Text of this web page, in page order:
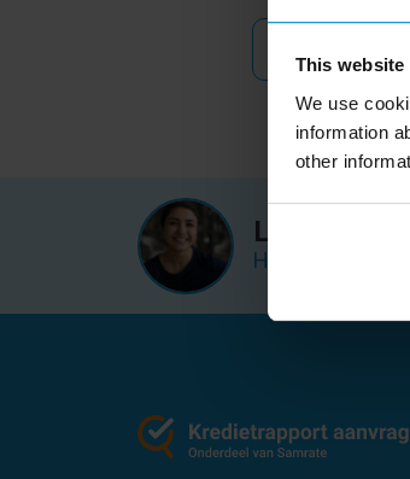
This website
We use
information
other
Loes Bos
Hulp nodig met